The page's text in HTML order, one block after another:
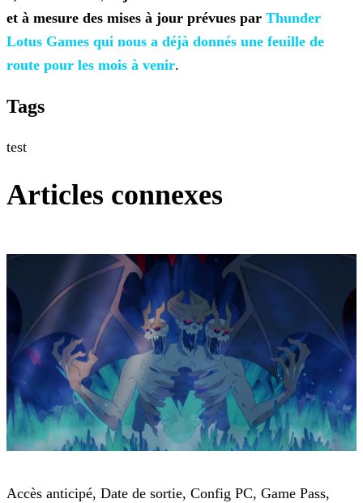
et à mesure des mises à jour prévues par Thunder
Lotus Games qui nous a déjà donnés une feuille de
route pour les mois à venir.
Tags
test
Articles connexes
Accès anticipé, Date de sortie, Config PC, Game Pass,